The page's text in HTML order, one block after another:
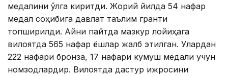
медалини қўлга киритди. Жорий йилда 54 нафар
медал соҳибига давлат таълим гранти
топширилди. Aйни пайтда мазкур лойиҳага
вилоятда 565 нафар ёшлар жалб этилган. Улардан
222 нафари бронза, 17 нафари кумуш медали учун
номзодлардир. Вилоятда дастур ижросини